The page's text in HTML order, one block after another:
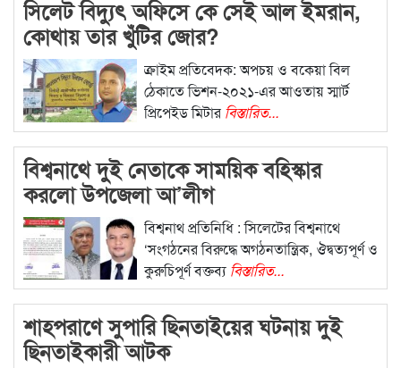
সিলেট বিদ্যুৎ অফিসে কে সেই আল ইমরান,
কোথায় তার খুঁটির জোর?
ক্রাইম প্রতিবেদক: অপচয় ও বকেয়া বিল
ঠেকাতে ভিশন-২০২১-এর আওতায় স্মার্ট
প্রিপেইড মিটার বিস্তারিত...
বিশ্বনাথে দুই নেতাকে সাময়িক বহিস্কার
করলো উপজেলা আ’লীগ
বিশ্বনাথ প্রতিনিধি : সিলেটের বিশ্বনাথে
‘সংগঠনের বিরুদ্ধে অগঠনতান্ত্রিক, ঔদ্বত্যপূর্ণ ও
কুরুচিপূর্ণ বক্তব্য বিস্তারিত...
শাহপরাণে সুপারি ছিনতাইয়ের ঘটনায় দুই
ছিনতাইকারী আটক